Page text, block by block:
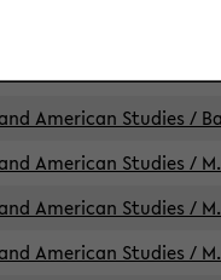
American Studies /
American Studies /
American Studies /
American Studies /
American Studies /